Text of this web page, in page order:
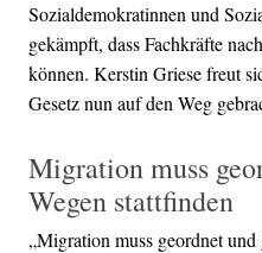
Sozialdemokratinnen und
gekämpft, dass Fachkräfte
können. Kerstin Griese freut
Gesetz nun auf den Weg
Migration muss
Wegen stattfinden
„Migration muss geordnet